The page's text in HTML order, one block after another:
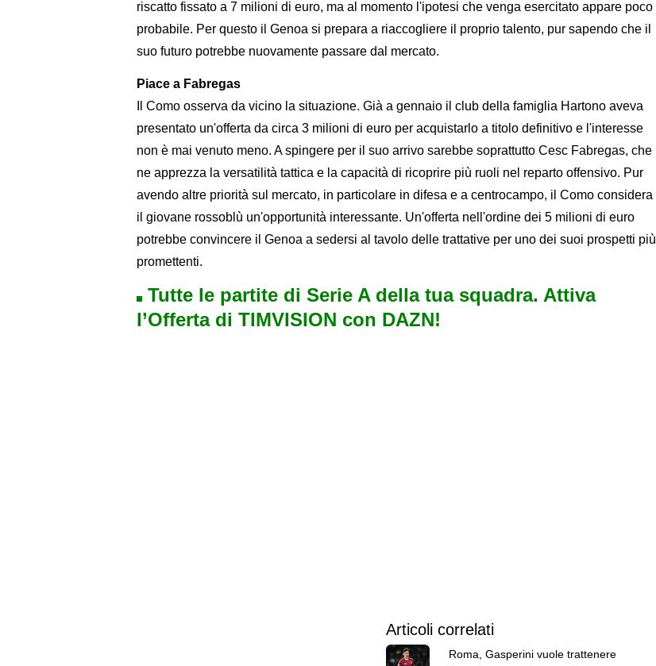
riscatto fissato a 7 milioni di euro, ma al momento l'ipotesi che venga esercitato appare poco
probabile. Per questo il Genoa si prepara a riaccogliere il proprio talento, pur sapendo che il
suo futuro potrebbe nuovamente passare dal mercato.
Piace a Fabregas
Il Como osserva da vicino la situazione. Già a gennaio il club della famiglia Hartono aveva
presentato un'offerta da circa 3 milioni di euro per acquistarlo a titolo definitivo e l'interesse
non è mai venuto meno. A spingere per il suo arrivo sarebbe soprattutto Cesc Fabregas, che
ne apprezza la versatilità tattica e la capacità di ricoprire più ruoli nel reparto offensivo. Pur
avendo altre priorità sul mercato, in particolare in difesa e a centrocampo, il Como considera
il giovane rossoblù un'opportunità interessante. Un'offerta nell'ordine dei 5 milioni di euro
potrebbe convincere il Genoa a sedersi al tavolo delle trattative per uno dei suoi prospetti più
promettenti.
Tutte le partite di Serie A della tua squadra. Attiva
l’Offerta di TIMVISION con DAZN!
Articoli correlati
Roma, Gasperini vuole trattenere